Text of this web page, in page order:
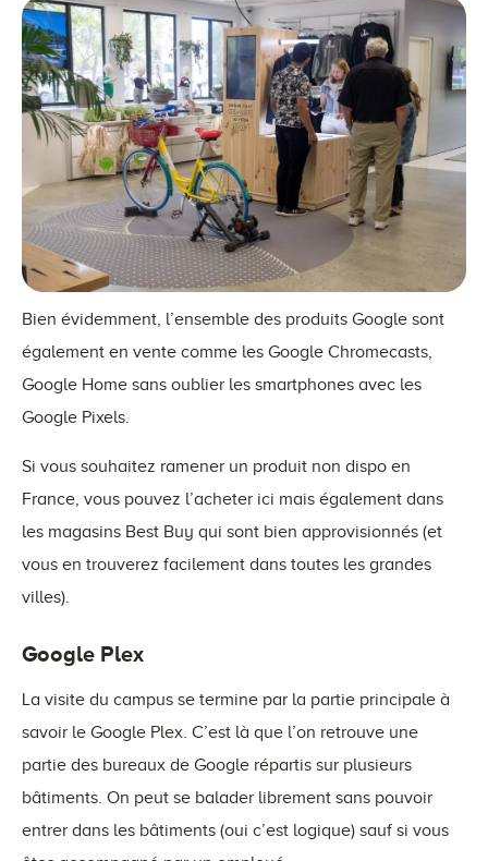
Bien évidemment, l’ensemble des produits Google sont
également en vente comme les Google Chromecasts,
Google Home sans oublier les smartphones avec les
Google Pixels.
Si vous souhaitez ramener un produit non dispo en
France, vous pouvez l’acheter ici mais également dans
les magasins Best Buy qui sont bien approvisionnés (et
vous en trouverez facilement dans toutes les grandes
villes).
Google Plex
La visite du campus se termine par la partie principale à
savoir le Google Plex. C’est là que l’on retrouve une
partie des bureaux de Google répartis sur plusieurs
bâtiments. On peut se balader librement sans pouvoir
entrer dans les bâtiments (oui c’est logique) sauf si vous